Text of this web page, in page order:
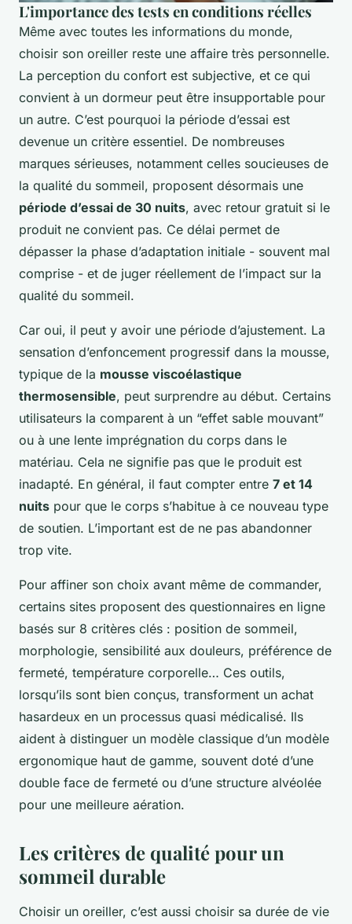
L'importance des tests en conditions réelles
Même avec toutes les informations du monde,
choisir son oreiller reste une affaire très personnelle.
La perception du confort est subjective, et ce qui
convient à un dormeur peut être insupportable pour
un autre. C’est pourquoi la période d’essai est
devenue un critère essentiel. De nombreuses
marques sérieuses, notamment celles soucieuses de
la qualité du sommeil, proposent désormais une
période d’essai de 30 nuits, avec retour gratuit si le
produit ne convient pas. Ce délai permet de
dépasser la phase d’adaptation initiale - souvent mal
comprise - et de juger réellement de l’impact sur la
qualité du sommeil.
Car oui, il peut y avoir une période d’ajustement. La
sensation d’enfoncement progressif dans la mousse,
typique de la mousse viscoélastique
thermosensible, peut surprendre au début. Certains
utilisateurs la comparent à un “effet sable mouvant”
ou à une lente imprégnation du corps dans le
matériau. Cela ne signifie pas que le produit est
inadapté. En général, il faut compter entre 7 et 14
nuits pour que le corps s’habitue à ce nouveau type
de soutien. L’important est de ne pas abandonner
trop vite.
Pour affiner son choix avant même de commander,
certains sites proposent des questionnaires en ligne
basés sur 8 critères clés : position de sommeil,
morphologie, sensibilité aux douleurs, préférence de
fermeté, température corporelle… Ces outils,
lorsqu’ils sont bien conçus, transforment un achat
hasardeux en un processus quasi médicalisé. Ils
aident à distinguer un modèle classique d’un modèle
ergonomique haut de gamme, souvent doté d’une
double face de fermeté ou d’une structure alvéolée
pour une meilleure aération.
Les critères de qualité pour un
sommeil durable
Choisir un oreiller, c’est aussi choisir sa durée de vie